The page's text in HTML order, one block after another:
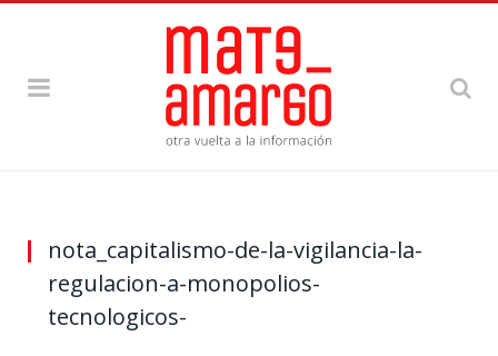
nota_capitalismo-de-la-vigilancia-la-
regulacion-a-monopolios-
tecnologicos-